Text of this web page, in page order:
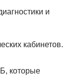
и
кабинетов.
которые